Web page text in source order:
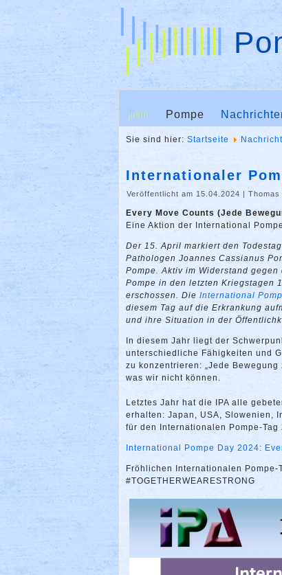
Pompe
Sie sind hier: Startseite
Internationaler
Veröffentlicht am 15.04.2024 | Thomas
Every Move Counts (Jede
Eine Aktion der International
Der 15. April markiert den
Pathologen Joannes Cassianus
Pompe. Aktiv im Widerstand
Pompe in den letzten Kriegstagen
erschossen. Die International
diesem Tag auf die Erkrankung
und ihre Situation in der
In diesem Jahr liegt der
unterschiedliche Fähigkeiten und
zu konzentrieren: „Jede
was wir nicht können.
Letztes Jahr hat die IPA alle
erhalten: Japan, USA, Slowenien,
für den Internationalen Pompe-
International Pompe Day 2024:
Fröhlichen Internationalen Pompe-
#TOGETHERWEARESTRONG